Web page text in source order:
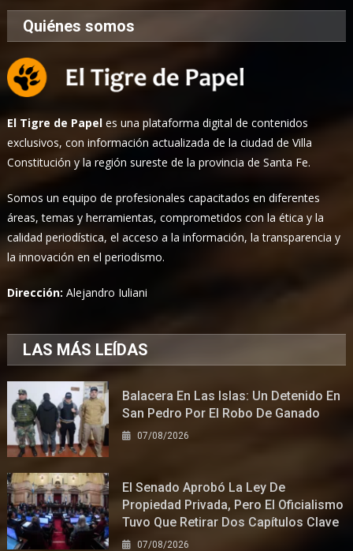
Quiénes somos
El Tigre de Papel es una plataforma digital de contenidos
exclusivos, con información actualizada de la ciudad de Villa
Constitución y la región sureste de la provincia de Santa Fe.
Somos un equipo de profesionales capacitados en diferentes
áreas, temas y herramientas, comprometidos con la ética y la
calidad periodística, el acceso a la información, la transparencia y
la innovación en el periodismo.
Dirección:Alejandro Iuliani
LAS MÁS LEÍDAS
Balacera En Las Islas: Un Detenido En
San Pedro Por El Robo De Ganado
07/08/2026
El Senado Aprobó La Ley De
Propiedad Privada, Pero El Oficialismo
Tuvo Que Retirar Dos Capítulos Clave
07/08/2026